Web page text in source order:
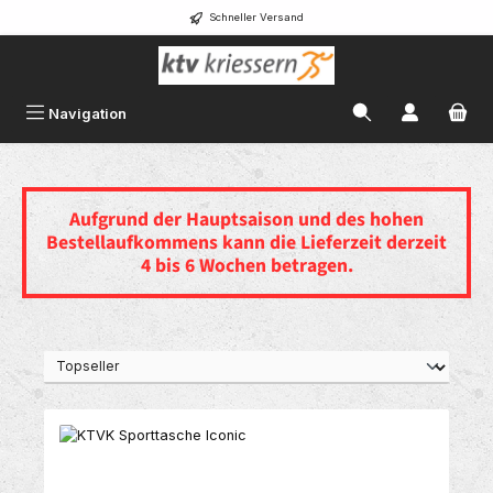
Schneller Versand
Navigation
Aufgrund der Hauptsaison und des hohen
Bestellaufkommenskann die Lieferzeit derzeit
4 bis 6 Wochen betragen.